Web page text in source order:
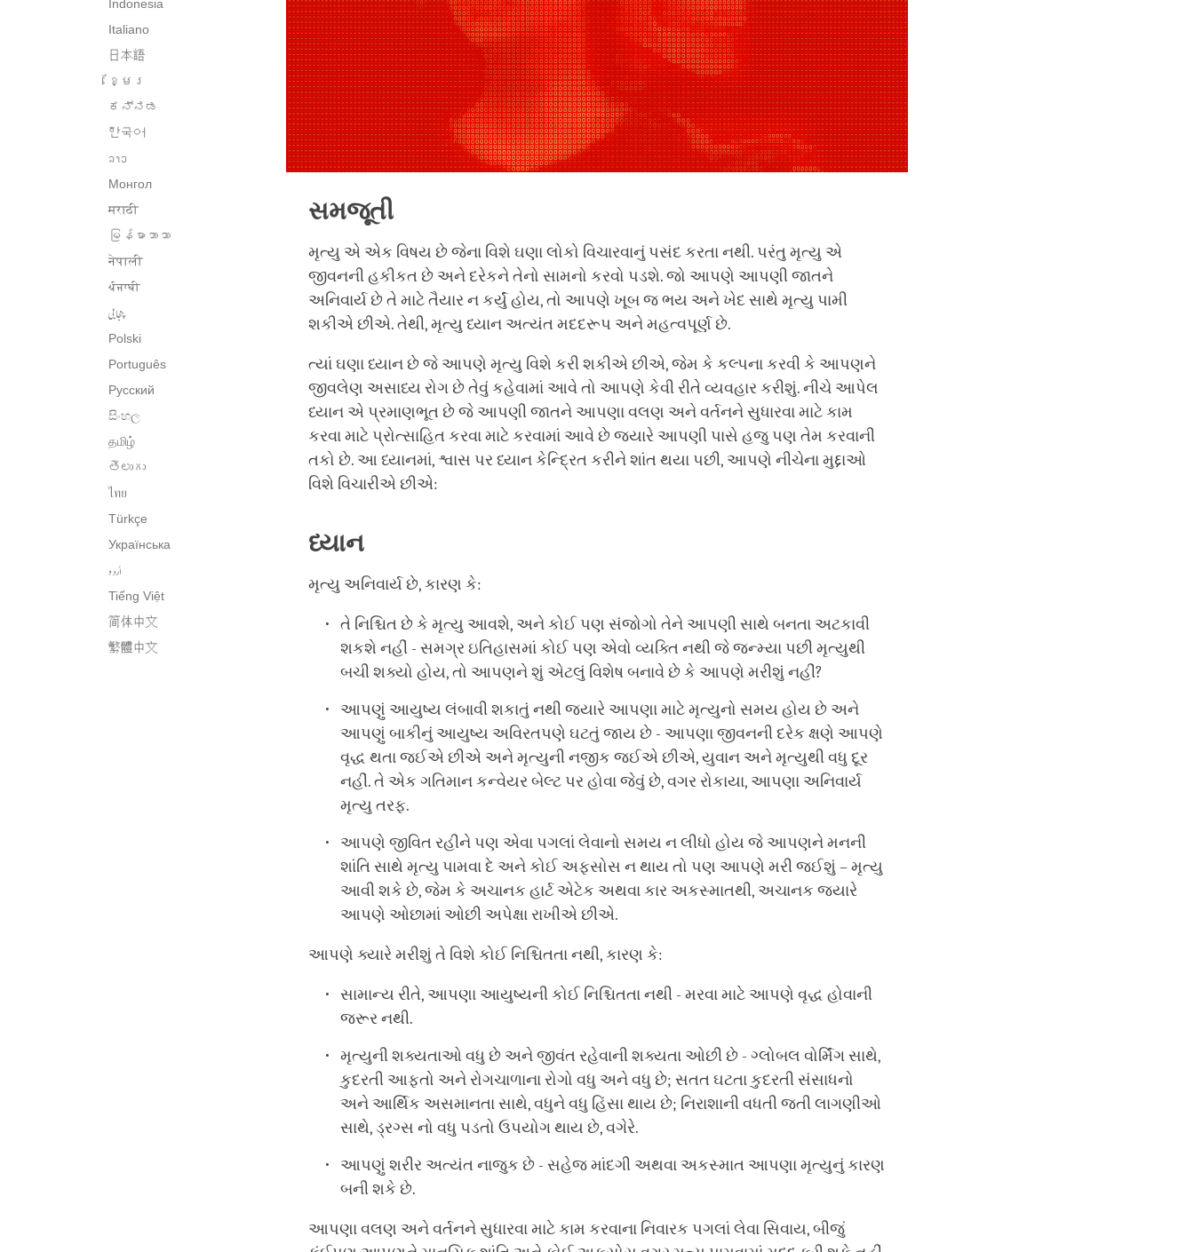
Indonesia
Italiano
日本語
ខ្មែរ
ಕನ್ನಡ
한국어
ລາວ
Монгол
मराठी
မြန်မာဘာသာ
नेपाली
ਪੰਜਾਬੀ
پنجابی
Polski
Português
Русский
සිංහල
தமிழ்
తెలుగు
ไทย
Türkçe
Українська
اُردو
Tiếng Việt
简体中文
繁體中文
સમજૂતી
મૃત્યુ એ એક વિષય છે જેના વિશે ઘણા લોકો વિચારવાનું પસંદ કરતા નથી. પરંતુ મૃત્યુ એ
જીવનની હકીકત છે અને દરેકને તેનો સામનો કરવો પડશે. જો આપણે આપણી જાતને
અનિવાર્ય છે તે માટે તૈયાર ન કર્યું હોય, તો આપણે ખૂબ જ ભય અને ખેદ સાથે મૃત્યુ પામી
શકીએ છીએ. તેથી, મૃત્યુ ધ્યાન અત્યંત મદદરૂપ અને મહત્વપૂર્ણ છે.
ત્યાં ઘણા ધ્યાન છે જે આપણે મૃત્યુ વિશે કરી શકીએ છીએ, જેમ કે કલ્પના કરવી કે આપણને
જીવલેણ અસાધ્ય રોગ છે તેવું કહેવામાં આવે તો આપણે કેવી રીતે વ્યવહાર કરીશું. નીચે આપેલ
ધ્યાન એ પ્રમાણભૂત છે જે આપણી જાતને આપણા વલણ અને વર્તનને સુધારવા માટે કામ
કરવા માટે પ્રોત્સાહિત કરવા માટે કરવામાં આવે છે જ્યારે આપણી પાસે હજુ પણ તેમ કરવાની
તકો છે. આ ધ્યાનમાં, શ્વાસ પર ધ્યાન કેન્દ્રિત કરીને શાંત થયા પછી, આપણે નીચેના મુદ્દાઓ
વિશે વિચારીએ છીએ:
ધ્યાન
મૃત્યુ અનિવાર્ય છે, કારણ કે:
તે નિશ્ચિત છે કે મૃત્યુ આવશે, અને કોઈ પણ સંજોગો તેને આપણી સાથે બનતા અટકાવી
શકશે નહીં - સમગ્ર ઇતિહાસમાં કોઈ પણ એવો વ્યક્તિ નથી જે જન્મ્યા પછી મૃત્યુથી
બચી શક્યો હોય, તો આપણને શું એટલું વિશેષ બનાવે છે કે આપણે મરીશું નહીં?
આપણું આયુષ્ય લંબાવી શકાતું નથી જ્યારે આપણા માટે મૃત્યુનો સમય હોય છે અને
આપણું બાકીનું આયુષ્ય અવિરતપણે ઘટતું જાય છે - આપણા જીવનની દરેક ક્ષણે આપણે
વૃદ્ધ થતા જઈએ છીએ અને મૃત્યુની નજીક જઈએ છીએ, યુવાન અને મૃત્યુથી વધુ દૂર
નહીં. તે એક ગતિમાન કન્વેયર બેલ્ટ પર હોવા જેવું છે, વગર રોકાયા, આપણા અનિવાર્ય
મૃત્યુ તરફ.
આપણે જીવિત રહીને પણ એવા પગલાં લેવાનો સમય ન લીધો હોય જે આપણને મનની
શાંતિ સાથે મૃત્યુ પામવા દે અને કોઈ અફસોસ ન થાય તો પણ આપણે મરી જઈશું – મૃત્યુ
આવી શકે છે, જેમ કે અચાનક હાર્ટ એટેક અથવા કાર અકસ્માતથી, અચાનક જ્યારે
આપણે ઓછામાં ઓછી અપેક્ષા રાખીએ છીએ.
આપણે ક્યારે મરીશું તે વિશે કોઈ નિશ્ચિતતા નથી, કારણ કે:
સામાન્ય રીતે, આપણા આયુષ્યની કોઈ નિશ્ચિતતા નથી - મરવા માટે આપણે વૃદ્ધ હોવાની
જરૂર નથી.
મૃત્યુની શક્યતાઓ વધુ છે અને જીવંત રહેવાની શક્યતા ઓછી છે - ગ્લોબલ વોર્મિંગ સાથે,
કુદરતી આફતો અને રોગચાળાના રોગો વધુ અને વધુ છે; સતત ઘટતા કુદરતી સંસાધનો
અને આર્થિક અસમાનતા સાથે, વધુને વધુ હિંસા થાય છે; નિરાશાની વધતી જતી લાગણીઓ
સાથે, ડ્રગ્સ નો વધુ પડતો ઉપયોગ થાય છે, વગેરે.
આપણું શરીર અત્યંત નાજુક છે - સહેજ માંદગી અથવા અકસ્માત આપણા મૃત્યુનું કારણ
બની શકે છે.
આપણા વલણ અને વર્તનને સુધારવા માટે કામ કરવાના નિવારક પગલાં લેવા સિવાય, બીજું